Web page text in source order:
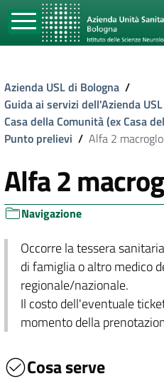
Azienda USL di Bologna /
Guida ai servizi dell'Azienda
Casa della Comunità (ex Casa
Punto prelievi / Alfa 2
Alfa 2
Navigazione
Occorre la tessera
di famiglia o altro medico
regionale/nazionale.
Il costo dell'eventuale
momento della
Cosa serve